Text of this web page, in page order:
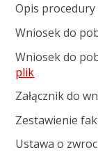
Opis procedury
Wniosek do
Wniosek do
plik
Załącznik do
Zestawienie
Ustawa o